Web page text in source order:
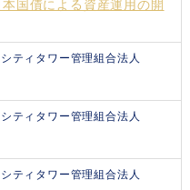
国債による資産運用の開
ティタワー管理組合法人
ティタワー管理組合法人
ティタワー管理組合法人